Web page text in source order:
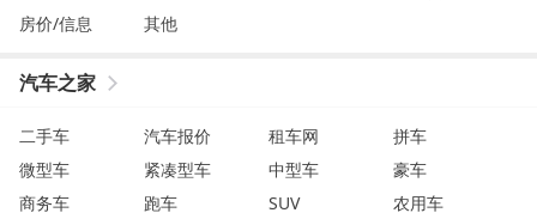
房价/信息
其他
汽车之家
二手车 汽车报价 租车网
拼车
微型车
紧凑型车 中型车
豪车
商务车
跑车 SUV
农用车